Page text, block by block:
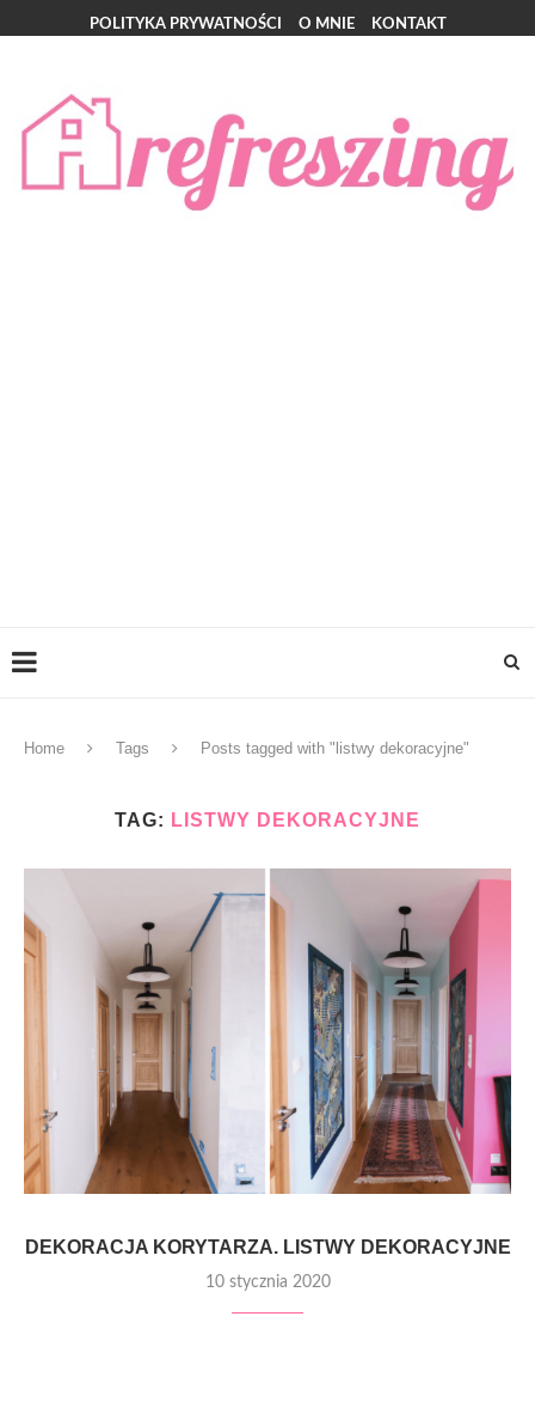
POLITYKA PRYWATNOŚCI O MNIE KONTAKT
Home Tags Posts tagged with "listwy dekoracyjne"
TAG: LISTWY DEKORACYJNE
DEKORACJA KORYTARZA. LISTWY DEKORACYJNE
10 stycznia 2020